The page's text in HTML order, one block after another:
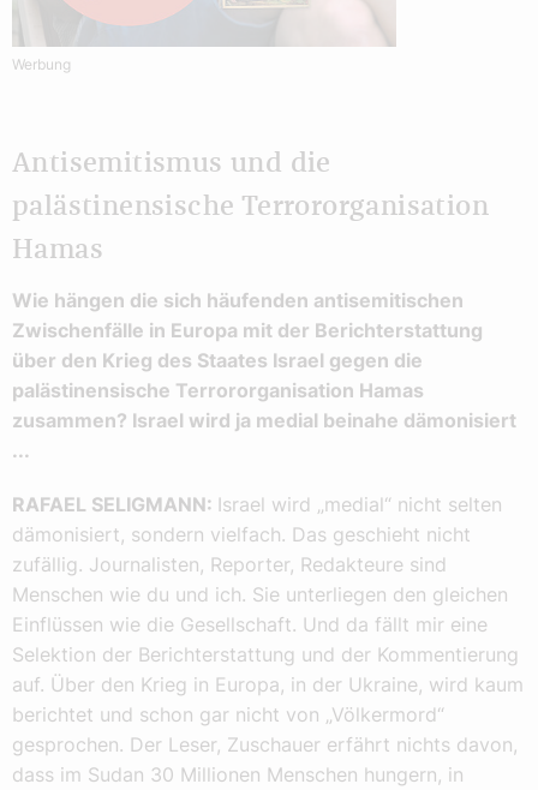
Werbung
Antisemitismus und die
palästinensische Terrororganisation
Hamas
Wie hängen die sich häufenden antisemitischen
Zwischenfälle in Europa mit der Berichterstattung
über den Krieg des Staates Israel gegen die
palästinensische Terrororganisation Hamas
zusammen? Israel wird ja medial beinahe dämonisiert
...
RAFAEL SELIGMANN: Israel wird „medial“ nicht selten
dämonisiert, sondern vielfach. Das geschieht nicht
zufällig. Journalisten, Reporter, Redakteure sind
Menschen wie du und ich. Sie unterliegen den gleichen
Einflüssen wie die Gesellschaft. Und da fällt mir eine
Selektion der Berichterstattung und der Kommentierung
auf. Über den Krieg in Europa, in der Ukraine, wird kaum
berichtet und schon gar nicht von „Völkermord“
gesprochen. Der Leser, Zuschauer erfährt nichts davon,
dass im Sudan 30 Millionen Menschen hungern, in